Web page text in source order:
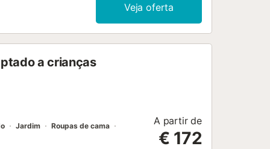
Veja oferta
a crianças
Jardim
Roupas de cama
A partir de
€ 172